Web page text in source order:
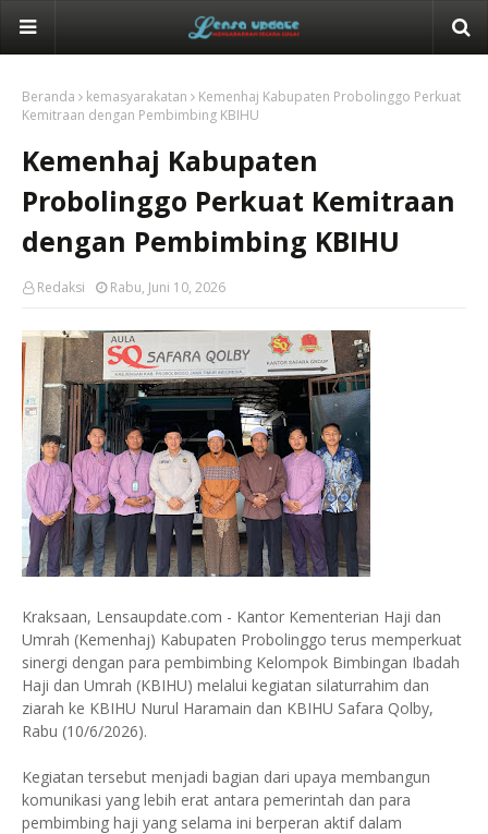
Beranda kemasyarakatan
Kemenhaj Kabupaten Probolinggo Perkuat
Kemitraan dengan Pembimbing KBIHU
Kemenhaj Kabupaten
Probolinggo Perkuat Kemitraan
dengan Pembimbing KBIHU
Redaksi Rabu, Juni 10, 2026
Kraksaan, Lensaupdate.com - Kantor Kementerian Haji dan
Umrah (Kemenhaj) Kabupaten Probolinggo terus memperkuat
sinergi dengan para pembimbing Kelompok Bimbingan Ibadah
Haji dan Umrah (KBIHU) melalui kegiatan silaturrahim dan
ziarah ke KBIHU Nurul Haramain dan KBIHU Safara Qolby,
Rabu (10/6/2026).
Kegiatan tersebut menjadi bagian dari upaya membangun
komunikasi yang lebih erat antara pemerintah dan para
pembimbing haji yang selama ini berperan aktif dalam